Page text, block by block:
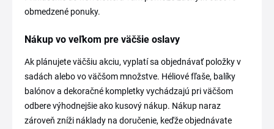
obmedzené ponuky.
Nákup vo veľkom pre väčšie oslavy
Ak plánujete väčšiu akciu, vyplatí sa objednávať položky v
sadách alebo vo väčšom množstve. Héliové fľaše, balíky
balónov a dekoračné kompletky vychádzajú pri väčšom
odbere výhodnejšie ako kusový nákup. Nákup naraz
zároveň zníži náklady na doručenie, keďže objednávate